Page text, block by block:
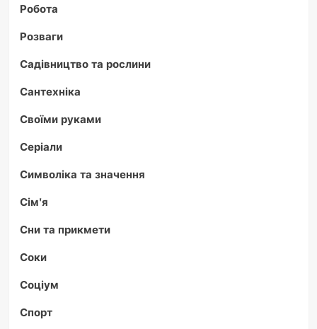
Робота
Розваги
Садівництво та рослини
Сантехніка
Своїми руками
Серіали
Символіка та значення
Сім'я
Сни та прикмети
Соки
Соціум
Спорт